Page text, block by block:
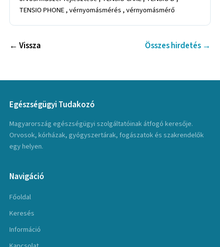
TENSIO PHONE , vérnyomásmérés , vérnyomásmérő
← Vissza Összes hirdetés →
Egészségügyi Tudakozó
Magyarország egészségügyi szolgáltatóinak átfogó keresője.
Orvosok, kórházak, gyógyszertárak, fogászatok és szakrendelők
egy helyen.
Navigáció
Főoldal
Keresés
Információ